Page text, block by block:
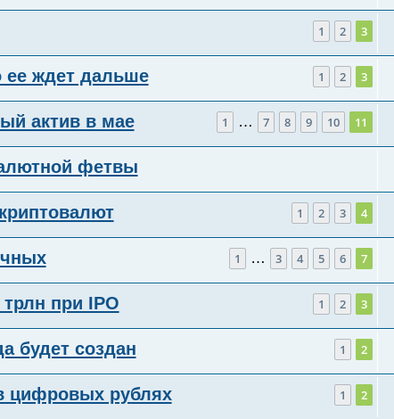
1 2 3
ее ждет дальше 1 2 3
актив в мае 1 … 7 8 9 10 11
фетвы
1 2 3 4
1 … 3 4 5 6 7
при IPO 1 2 3
будет создан 1 2
цифровых рублях 1 2